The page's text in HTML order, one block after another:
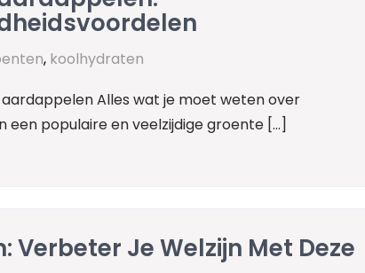
, koolhydraten
Alles wat je moet weten over
populaire en veelzijdige groente […]
Verbeter Je Welzijn Met Deze